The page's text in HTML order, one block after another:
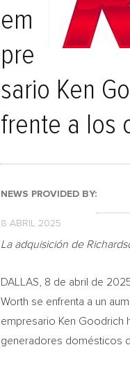
em
pre
sario Ken
frente a los
NEWS PROVIDED BY:
8 ABRIL 2025
La adquisición de
DALLAS 8 de abril de
Worth se enfrenta a un
empresario Ken Goodrich
generadores domésticos